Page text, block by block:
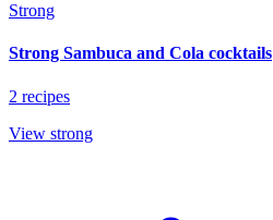
Strong
Strong Sambuca and Cola cocktails
2 recipes
View strong